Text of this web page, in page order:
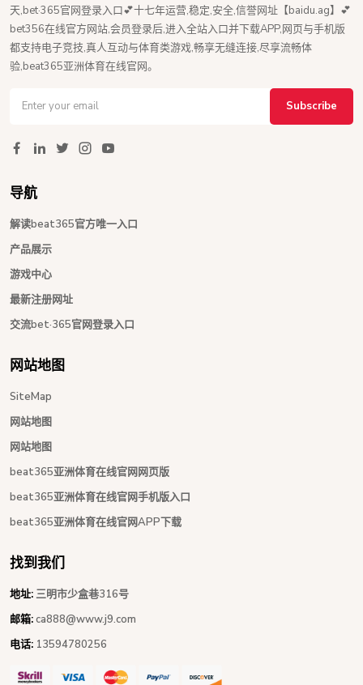
天,bet·365官网登录入口💕十七年运营,稳定,安全,信誉网址【baidu.ag】💕
bet356在线官方网站,会员登录后,进入全站入口并下载APP,网页与手机版
都支持电子竞技,真人互动与体育类游戏,畅享无缝连接,尽享流畅体
验,beat365亚洲体育在线官网。
Subscribe
导航
解读beat365官方唯一入口
产品展示
游戏中心
最新注册网址
交流bet·365官网登录入口
网站地图
SiteMap
网站地图
网站地图
beat365亚洲体育在线官网网页版
beat365亚洲体育在线官网手机版入口
beat365亚洲体育在线官网APP下载
找到我们
地址: 三明市少盒巷316号
邮箱:ca888@www.j9.com
电话: 13594780256